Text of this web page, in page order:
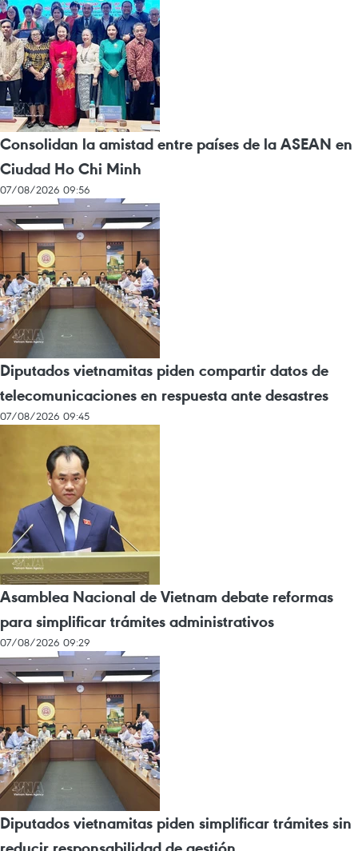
Consolidan la amistad entre países de la ASEAN en
Ciudad Ho Chi Minh
07/08/2026 09:56
Diputados vietnamitas piden compartir datos de
telecomunicaciones en respuesta ante desastres
07/08/2026 09:45
Asamblea Nacional de Vietnam debate reformas
para simplificar trámites administrativos
07/08/2026 09:29
Diputados vietnamitas piden simplificar trámites sin